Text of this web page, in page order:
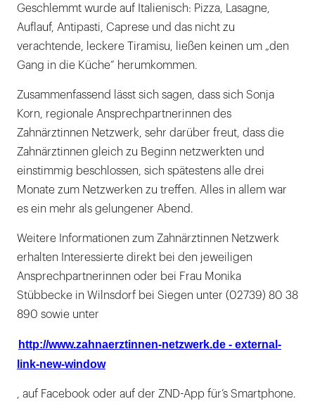
Geschlemmt wurde auf Italienisch: Pizza, Lasagne,
Auflauf, Antipasti, Caprese und das nicht zu
verachtende, leckere Tiramisu, ließen keinen um „den
Gang in die Küche“ herumkommen.
Zusammenfassend lässt sich sagen, dass sich Sonja
Korn, regionale Ansprechpartnerinnen des
Zahnärztinnen Netzwerk, sehr darüber freut, dass die
Zahnärztinnen gleich zu Beginn netzwerkten und
einstimmig beschlossen, sich spätestens alle drei
Monate zum Netzwerken zu treffen. Alles in allem war
es ein mehr als gelungener Abend.
Weitere Informationen zum Zahnärztinnen Netzwerk
erhalten Interessierte direkt bei den jeweiligen
Ansprechpartnerinnen oder bei Frau Monika
Stübbecke in Wilnsdorf bei Siegen unter (02739) 80 38
890 sowie unter
http://www.zahnaerztinnen-netzwerk.de - external-
link-new-window
, auf Facebook oder auf der ZND-App für’s Smartphone.